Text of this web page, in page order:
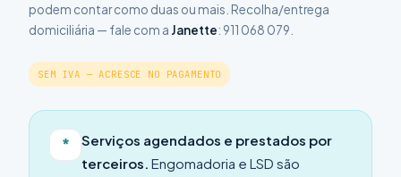
podem contar como duas ou mais. Recolha/entrega
domiciliária — fale com a Janette: 911 068 079
SEM IVA — ACRESCE NO PAGAMENTO
*
Serviços agendados e prestados por
terceiros. Engomadoria e LSD são